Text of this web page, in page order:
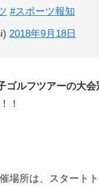
#スポーツ報知
2018年9月18日
ゴルフツアーの大
！
場所は、スタート